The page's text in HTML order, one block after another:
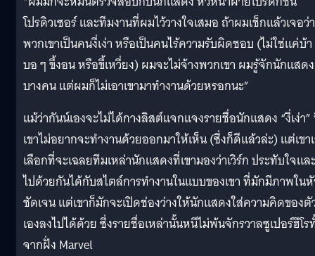
โปรดิวเซอร์ และทีมงานที่ผมไว้วางใจเสมอ ถ้าผมเช็กแล้วเจอว่า
พวกเขาเป็นคนงี่เง่า หรือเป็นคนไร้ความรับผิดชอบ (ไม่ใช่แค่บ้
บอ ๆ ขี้งอน หรือขี้เหวี่ยง) ผมจะไม่จ้างพวกเขา ผมรู้จักนักแสดง
บางคน แต่ผมก็ไม่เอาเขามาทำงานด้วยหรอกนะ”
แม้ว่ากันน์เองจะไม่ได้กางลิสต์แจกแจงรายชื่อนักแสดง “งี่เง่า
เขาไม่อยากจะทำงานด้วยออกมาให้เห็น (ซึ่งก็ดีแล้วล่ะ) แต่เขา
เลือกที่จะเฉลยทีมเหล่านักแสดงที่เขามองว่าเวิร์ก ประทับใจแล
ไปด้วยกันได้กับสไตล์การทำงานในแบบของเขา ที่มักมีภาพใน
ชัดเจน แต่เขาก็มักจะเปิดช่องว่างให้นักแสดงใส่ความคิดของตั
เองลงไปได้ด้วย ซึ่งรายชื่อเหล่านั้นหนีไม่พ้นจักรวาลซูเปอร์ฮีโร
จากฝั่ง Marvel